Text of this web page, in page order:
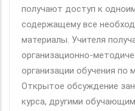
получают доступ к
содержащему все
материалы. Учителя
организационно-
организации обучения по
Открытое обсуждение
курса, другими